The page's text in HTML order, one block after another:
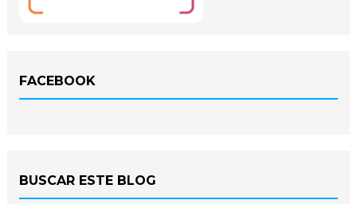
FACEBOOK
BUSCAR ESTE BLOG